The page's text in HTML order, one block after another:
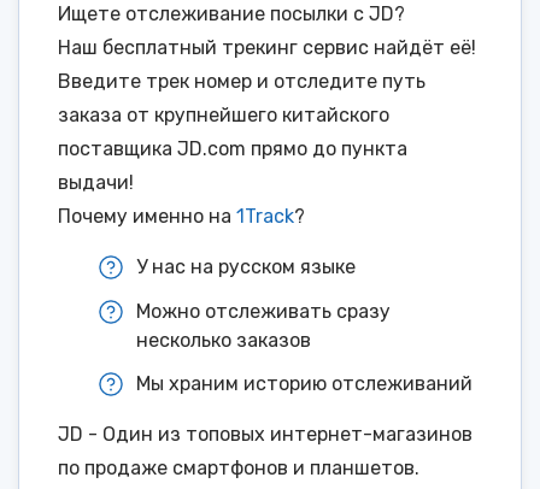
Ищете отслеживание посылки с JD?
Наш бесплатный трекинг сервис найдёт её!
Введите трек номер и отследите путь
заказа от крупнейшего китайского
поставщика JD.com прямо до пункта
выдачи!
Почему именно на 1Track?
У нас на русском языке
Можно отслеживать сразу
несколько заказов
Мы храним историю отслеживаний
JD - Один из топовых интернет-магазинов
по продаже смартфонов и планшетов.